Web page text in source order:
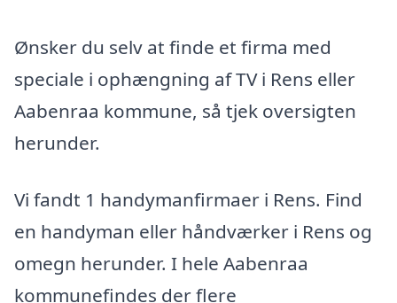
Ønsker du selv at finde et firma med
speciale i ophængning af TV i Rens eller
Aabenraa kommune, så tjek oversigten
herunder.
Vi fandt 1 handymanfirmaer i Rens. Find
en handyman eller håndværker i Rens og
omegn herunder. I hele Aabenraa
kommunefindes der flere